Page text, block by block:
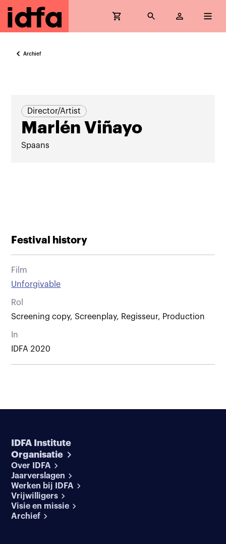
Archief
Director/Artist
Marlén Viñayo
Spaans
Festival history
Film
Unforgivable
Rol
Screening copy, Screenplay, Regisseur, Production
In
IDFA 2020
IDFA Institute
Organisatie
Over IDFA
Jaarverslagen
Werken bij IDFA
Vrijwilligers
Visie en missie
Archief